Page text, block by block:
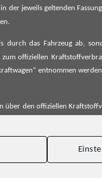
der jeweils geltenden
durch das Fahrzeug ab,
offiziellen
entnommen
über den offiziellen